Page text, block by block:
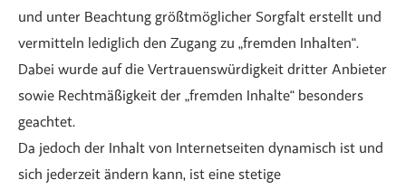
und unter Beachtung größtmöglicher Sorgfalt erstellt und
vermitteln lediglich den Zugang zu „fremden Inhalten“.
Dabei wurde auf die Vertrauenswürdigkeit dritter Anbieter
sowie Rechtmäßigkeit der „fremden Inhalte“ besonders
geachtet.
Da jedoch der Inhalt von Internetseiten dynamisch ist und
sich jederzeit ändern kann, ist eine stetige